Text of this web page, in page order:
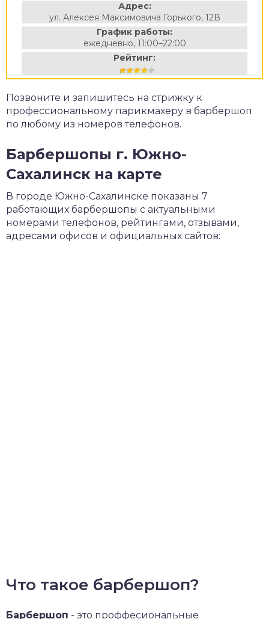
Адрес:
ул. Алексея Максимовича Горького, 12В
График работы:
ежедневно, 11:00–22:00
Рейтинг:
Позвоните и запишитесь на стрижку к
профессиональному парикмахеру в барбершоп
по любому из номеров телефонов.
Барбершопы г. Южно-
Сахалинск на карте
В городе Южно-Сахалинске показаны 7
работающих барбершопы с актуальными
номерами телефонов, рейтингами, отзывами,
адресами офисов и официальных сайтов:
Что такое барбершоп?
Барбершоп - это проффесиональные